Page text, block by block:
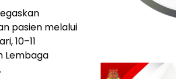
pasien melalui
10–11
Lembaga